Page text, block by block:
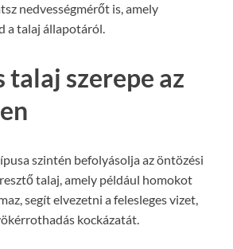
nedvességmérőt is, amely
a talaj állapotáról.
talaj szerepe az
szintén befolyásolja az öntözési
talaj, amely például homokot
segít elvezetni a felesleges vizet,
kockázatát.